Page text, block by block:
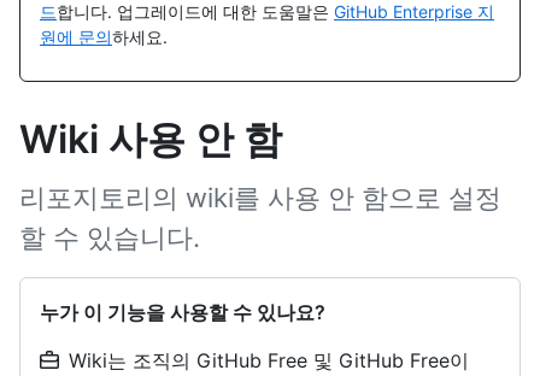
드합니다. 업그레이드에 대한 도움말은 GitHub Enterprise 지
원에 문의하세요.
Wiki 사용 안 함
리포지토리의 wiki를 사용 안 함으로 설정
할 수 있습니다.
누가 이 기능을 사용할 수 있나요?
Wiki는 조직의 GitHub Free 및 GitHub Free이